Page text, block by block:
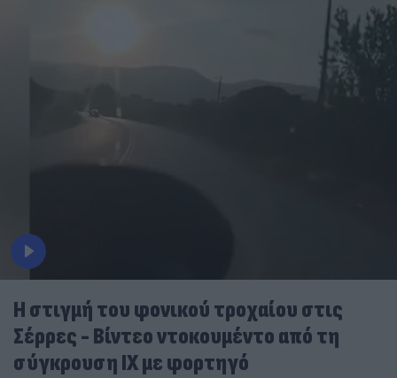
Η στιγμή του φονικού τροχαίου στις
Σέρρες - Βίντεο ντοκουμέντο από τη
σύγκρουση ΙΧ με φορτηγό